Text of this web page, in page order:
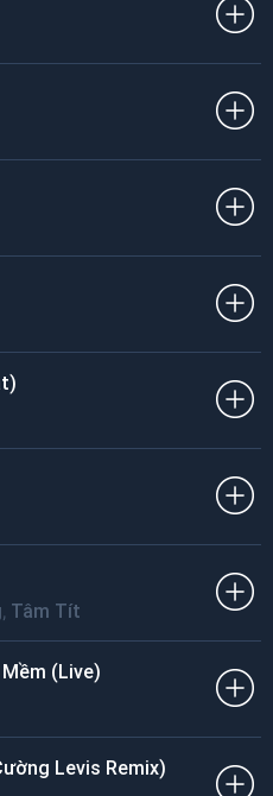
, Tâm Tít
(Live)
Levis Remix)